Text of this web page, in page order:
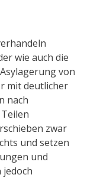
wie auch die
von
mit deutlicher
nach
zwar
und setzen
und